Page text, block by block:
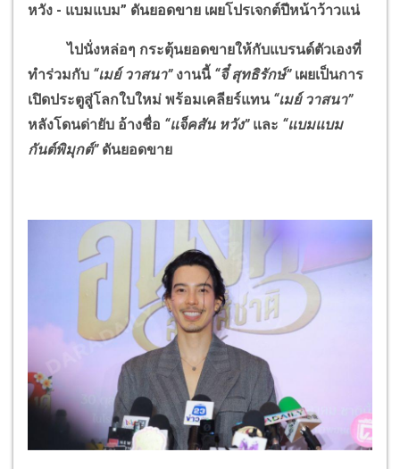
หวัง - แบมแบม” ดันยอดขาย เผยโปรเจกต์ปีหน้าว้าวแน่
ไปนั่งหล่อๆ กระตุ้นยอดขายให้กับแบรนด์ตัวเองที่
ทำร่วมกับ “เมย์ วาสนา”งานนี้“จี๋ สุทธิรักษ์” เผยเป็นการ
เปิดประตูสู่โลกใบใหม่ พร้อมเคลียร์แทน “เมย์ วาสนา”
หลังโดนด่ายับ อ้างชื่อ “แจ็คสัน หวัง”และ “แบมแบม
กันต์พิมุกต์”ดันยอดขาย